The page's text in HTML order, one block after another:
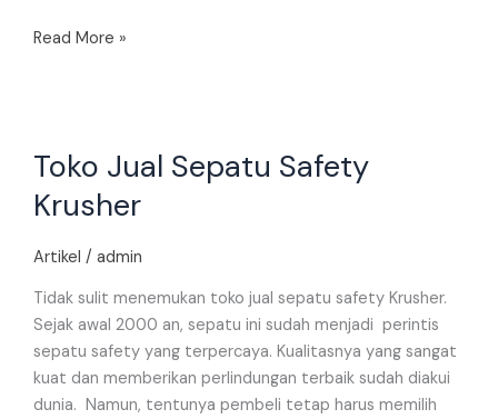
Read More »
Toko Jual Sepatu Safety
Krusher
Artikel / admin
Tidak sulit menemukan toko jual sepatu safety Krusher.
Sejak awal 2000 an, sepatu ini sudah menjadi perintis
sepatu safety yang terpercaya. Kualitasnya yang sangat
kuat dan memberikan perlindungan terbaik sudah diakui
dunia. Namun, tentunya pembeli tetap harus memilih
Jual
Safety